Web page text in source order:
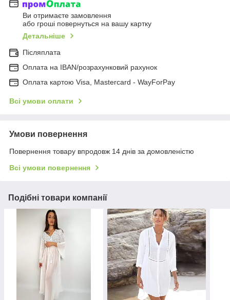
Ви отримаєте замовлення
або гроші повернуться на вашу картку
Детальніше
Післяплата
Оплата на IBAN/розрахунковий рахунок
Оплата картою Visa, Mastercard - WayForPay
Всі умови оплати
Умови повернення
Повернення товару впродовж 14 днів за домовленістю
Всі умови повернення
Подібні товари компанії